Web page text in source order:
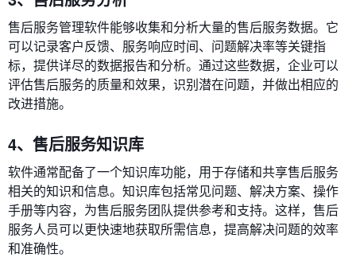
售后服务管理软件能够收集和分析大量的售后服务数据。它
可以记录客户反馈、服务响应时间、问题解决率等关键指
标，提供详尽的数据报告和分析。通过这些数据，企业可以
评估售后服务的质量和效果，识别潜在问题，并做出相应的
改进措施。
4、售后服务知识库
软件通常配备了一个知识库功能，用于存储和共享售后服务
相关的知识和信息。知识库包括常见问题、解决方案、操作
手册等内容，为售后服务团队提供参考和支持。这样，售后
服务人员可以更快速地获取所需信息，提高解决问题的效率
和准确性。